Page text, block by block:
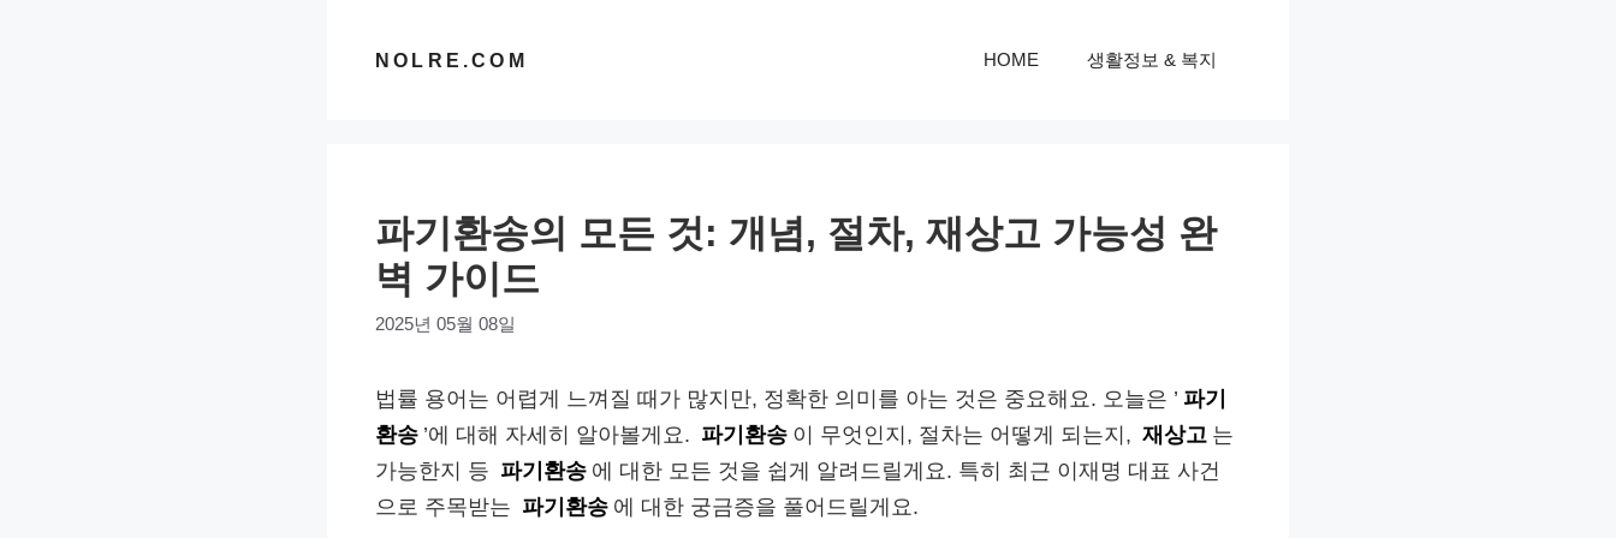
NOLRE.COM HOME 생활정보 & 복지
파기환송의 모든 것: 개념, 절차, 재상고 가능성 완
벽 가이드
2025년 05월 08일
법률 용어는 어렵게 느껴질 때가 많지만, 정확한 의미를 아는 것은 중요해요. 오늘은 ’ 파기
환송 ’에 대해 자세히 알아볼게요. 파기환송 이 무엇인지, 절차는 어떻게 되는지, 재상고 는
가능한지 등 파기환송 에 대한 모든 것을 쉽게 알려드릴게요. 특히 최근 이재명 대표 사건
으로 주목받는 파기환송 에 대한 궁금증을 풀어드릴게요.